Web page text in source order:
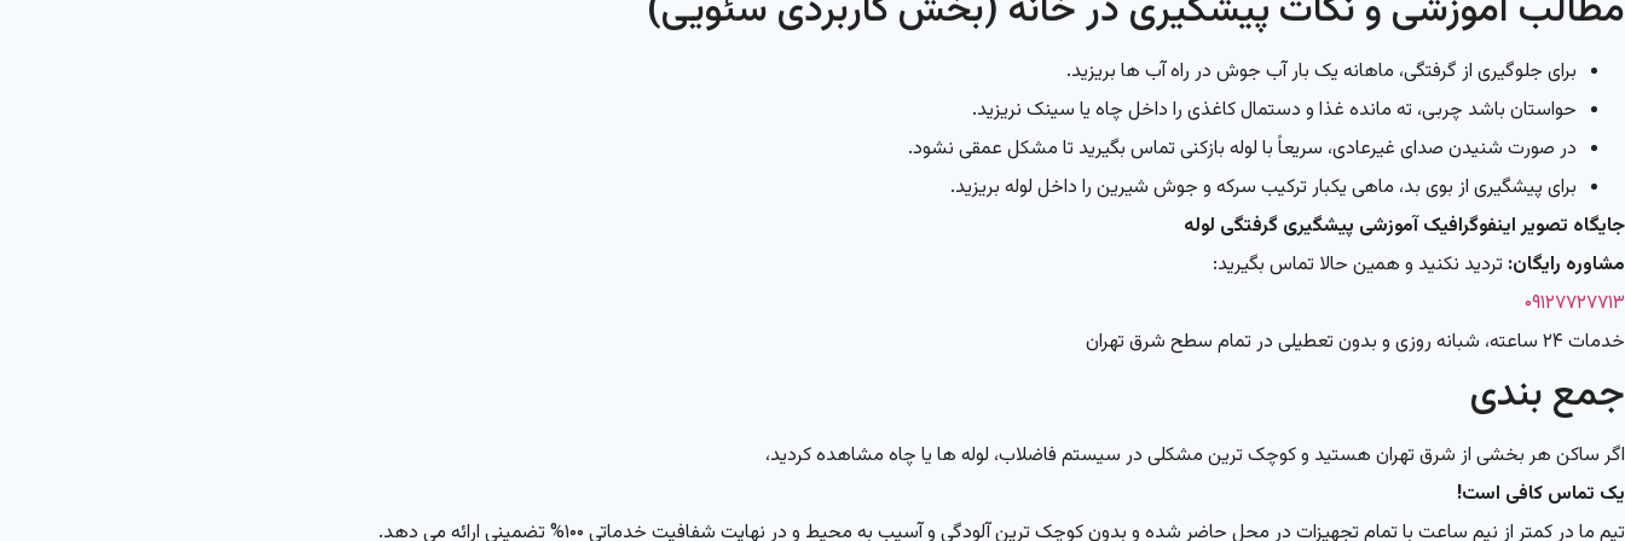
برای جلوگیری از گرفتگی، ماهانه یک بار آب جوش در راه آب ها بریزید.
حواستان باشد چربی، ته مانده غذا و دستمال کاغذی را داخل چاه یا سینک نریزید.
در صورت شنیدن صدای غیرعادی، سریعاً با لوله بازکنی تماس بگیرید تا مشکل عمقی نشود.
برای پیشگیری از بوی بد، ماهی یکبار ترکیب سرکه و جوش شیرین را داخل لوله بریزید.
جایگاه تصویر اینفوگرافیک آموزشی پیشگیری گرفتگی لوله
مشاوره رایگان: تردید نکنید و همین حالا تماس بگیرید:
۰۹۱۲۷۷۲۷۷۱۳
خدمات ۲۴ ساعته، شبانه روزی و بدون تعطیلی در تمام سطح شرق تهران
جمع بندی
اگر ساکن هر بخشی از شرق تهران هستید و کوچک ترین مشکلی در سیستم فاضلاب، لوله ها یا چاه مشاهده کردید،
یک تماس کافی است!
تیم ما در کمتر از نیم ساعت با تمام تجهیزات در محل حاضر شده و بدون کوچک ترین آلودگی و آسیب به محیط و در نهایت شفافیت خدماتی ۱۰۰% تضمینی ارائه می دهد.